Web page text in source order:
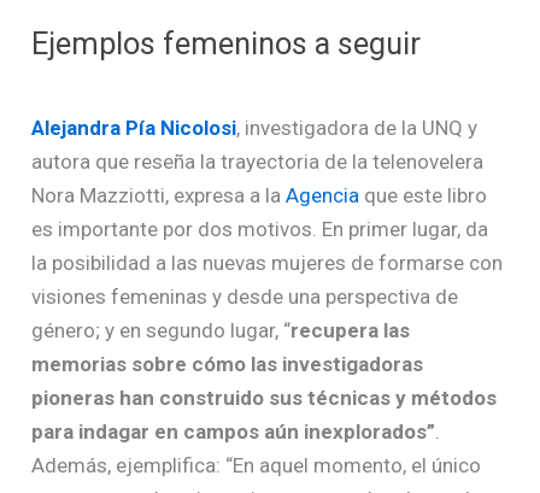
Ejemplos femeninos a seguir
Alejandra Pía Nicolosi, investigadora de la UNQ y
autora que reseña la trayectoria de la telenovelera
Nora Mazziotti, expresa a laAgencia que este libro
es importante por dos motivos. En primer lugar, da
la posibilidad a las nuevas mujeres de formarse con
visiones femeninas y desde una perspectiva de
género; y en segundo lugar, “recupera las
memorias sobre cómo las investigadoras
pioneras han construido sus técnicas y métodos
para indagar en campos aún inexplorados”
Además, ejemplifica: “En aquel momento, el único